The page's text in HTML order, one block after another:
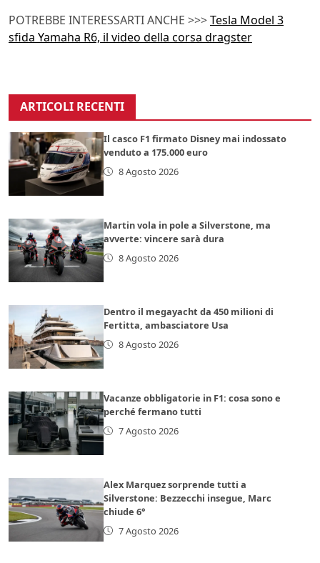
POTREBBE INTERESSARTI ANCHE >>>Tesla Model 3
sfida Yamaha R6, il video della corsa dragster
ARTICOLI RECENTI
Il casco F1 firmato Disney mai indossato
venduto a 175.000 euro
8 Agosto 2026
Martin vola in pole a Silverstone, ma
avverte: vincere sarà dura
8 Agosto 2026
Dentro il megayacht da 450 milioni di
Fertitta, ambasciatore Usa
8 Agosto 2026
Vacanze obbligatorie in F1: cosa sono e
perché fermano tutti
7 Agosto 2026
Alex Marquez sorprende tutti a
Silverstone: Bezzecchi insegue, Marc
chiude 6°
7 Agosto 2026